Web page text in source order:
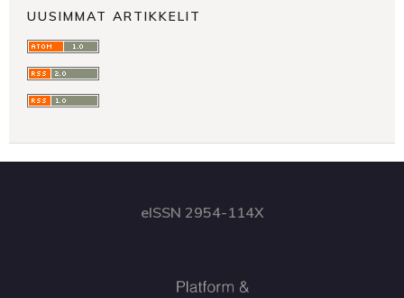
UUSIMMAT ARTIKKELIT
eISSN 2954-114X